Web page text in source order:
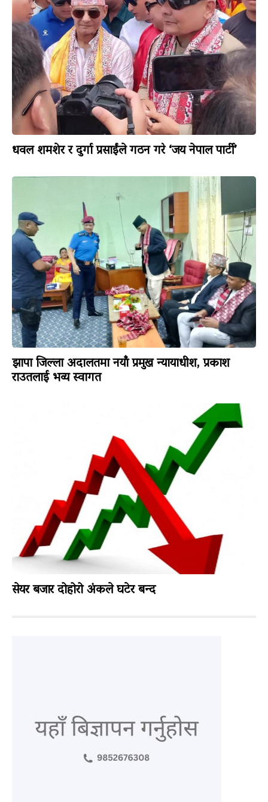
धवल शमशेर र दुर्गा प्रसाईंले गठन गरे ‘जय नेपाल पार्टी’
झापा जिल्ला अदालतमा नयाँ प्रमुख न्यायाधीश, प्रकाश
राउतलाई भव्य स्वागत
सेयर बजार दोहोरो अंकले घटेर बन्द